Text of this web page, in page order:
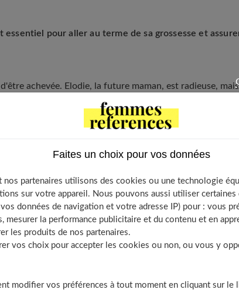
essentiel pour aller au terme de sa grossesse et
achevée. Elodie, la future maman, est radieuse, mais
petit nid douillet... Restent encore quelques travaux à
augmentent les risques d'accouchement prématuré. Et
aux petits prématurés, un accouchement avant
mis en cause
Faites un choix pour vos données
nos partenaires utilisons des cookies ou une technologie
sur votre appareil. Nous pouvons aussi utiliser certaines
données de navigation et votre adresse IP) pour : vous
mesurer la performance publicitaire et du contenu et en
les produits de nos partenaires.
vos choix pour accepter les cookies ou non, ou vous y
modifier vos préférences à tout moment en cliquant sur le